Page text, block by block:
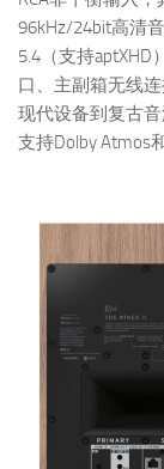
96kHz/24bit高清
5.4（支持aptXHD
口、主副箱无线
现代设备到复古
支持Dolby Atmos